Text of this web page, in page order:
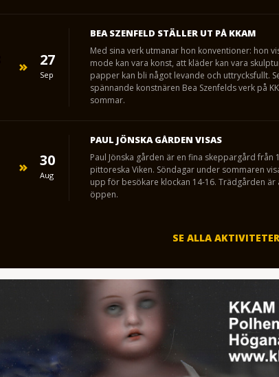
27
Sep
BEA SZENFELD STÄLLER UT PÅ KKAM
Med sina verk utmanar hon konventioner: hon
mode kan vara konst, att kläder kan vara
papper kan bli något levande och uttrycksfullt.
spännande konstnären Bea Szenfelds verk på
sommar.
30
Aug
PAUL JÖNSKA GÅRDEN VISAS
Paul Jönska gården är en fina skeppargård från
pittoreska Viken. Söndagar under sommaren
upp för besökare klockan 14-16. Trädgården är
öppen.
SE ALLA AKTIVITETER